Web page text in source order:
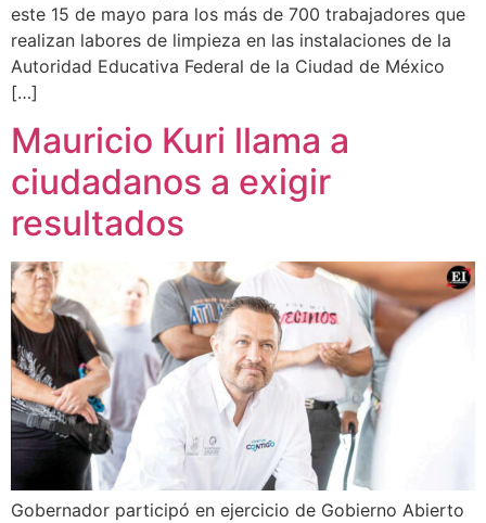
este 15 de mayo para los más de 700 trabajadores que
realizan labores de limpieza en las instalaciones de la
Autoridad Educativa Federal de la Ciudad de México
[…]
Mauricio Kuri llama a
ciudadanos a exigir
resultados
Gobernador participó en ejercicio de Gobierno Abierto